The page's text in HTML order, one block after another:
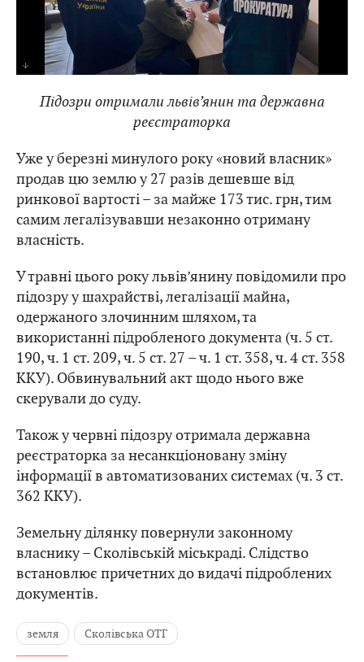
Підозри отримали львів’янин та державна
реєстраторка
Уже у березні минулого року «новий власник»
продав цю землю у 27 разів дешевше від
ринкової вартості – за майже 173 тис. грн, тим
самим легалізувавши незаконно отриману
власність.
У травні цього року львів’янину повідомили про
підозру у шахрайстві, легалізації майна,
одержаного злочинним шляхом, та
використанні підробленого документа (ч. 5 ст.
190, ч. 1 ст. 209, ч. 5 ст. 27 – ч. 1 ст. 358, ч. 4 ст. 358
ККУ). Обвинувальний акт щодо нього вже
скерували до суду.
Також у червні підозру отримала державна
реєстраторка за несанкціоновану зміну
інформації в автоматизованих системах (ч. 3 ст.
362 ККУ).
Земельну ділянку повернули законному
власнику – Сколівській міськраді. Слідство
встановлює причетних до видачі підроблених
документів.
земля Сколівська ОТГ